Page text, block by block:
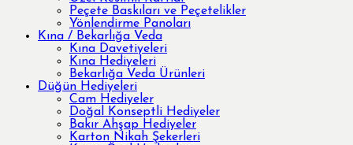
Peçete Baskıları ve Peçetelikler
Yönlendirme Panoları
Kına / Bekarlığa Veda
Kına Davetiyeleri
Kına Hediyeleri
Bekarlığa Veda Ürünleri
Düğün Hediyeleri
Cam Hediyeler
Doğal Konseptli Hediyeler
Bakır Ahşap Hediyeler
Karton Nikah Şekerleri